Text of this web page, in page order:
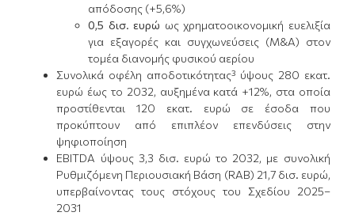
απόδοσης (+5,6%)
0,5 δισ. ευρώ ως χρηματοοικονομική ευελιξία
για εξαγορές και συγχωνεύσεις (M&A) στον
τομέα διανομής φυσικού αερίου
Συνολικά οφέλη αποδοτικότητας³ ύψους 280 εκατ.
ευρώ έως το 2032, αυξημένα κατά +12%, στα οποία
προστίθενται 120 εκατ. ευρώ σε έσοδα που
προκύπτουν από επιπλέον επενδύσεις στην
ψηφιοποίηση
EBITDA ύψους 3,3 δισ. ευρώ το 2032, με συνολική
Ρυθμιζόμενη Περιουσιακή Βάση (RAB) 21,7 δισ. ευρώ,
υπερβαίνοντας τους στόχους του Σχεδίου 2025–
2031